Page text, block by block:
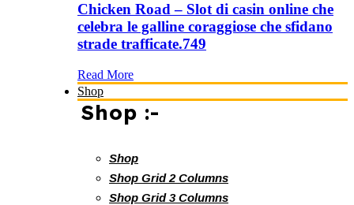
Chicken Road – Slot di casin online che
celebra le galline coraggiose che sfidano
strade trafficate.749
Read More
Shop
Shop :-
Shop
Shop Grid 2 Columns
Shop Grid 3 Columns